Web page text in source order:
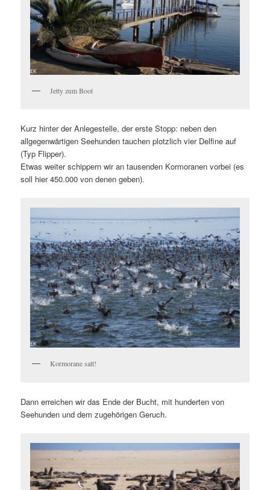
Jetty zum Boot
Kurz hinter der Anlegestelle, der erste Stopp: neben den
allgegenwärtigen Seehunden tauchen plotzlich vier Delfine auf
(Typ Flipper).
Etwas weiter schippern wir an tausenden Kormoranen vorbei (es
soll hier 450.000 von denen geben).
Kormorane satt!
Dann erreichen wir das Ende der Bucht, mit hunderten von
Seehunden und dem zugehörigen Geruch.